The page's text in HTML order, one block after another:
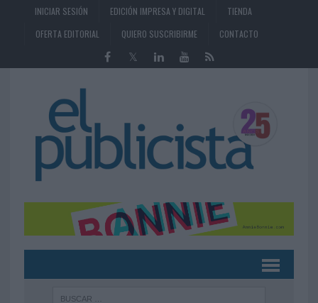
INICIAR SESIÓN EDICIÓN IMPRESA Y DIGITAL
TIENDA
OFERTA EDITORIAL
QUIERO SUSCRIBIRME CONTACTO